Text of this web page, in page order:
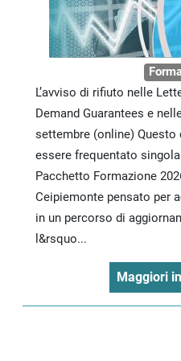
L’avviso di rifiuto nelle
Demand Guarantees e
settembre (online) Questo
essere frequentato
Pacchetto Formazione
Ceipiemonte pensato per
in un percorso di
l&rsquo...
Maggiori